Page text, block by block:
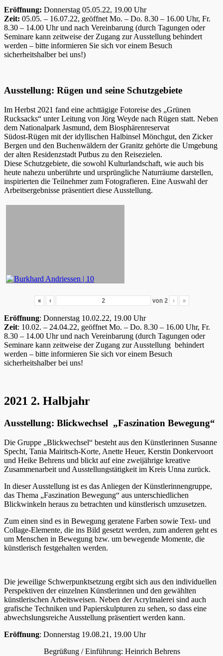
Eröffnung: Donnerstag 05.05.22, 19.00 Uhr
Zeit: 05.05. – 16.07.22, geöffnet Mo. – Do. 8.30 – 16.00 Uhr, Fr.
8.30 – 14.00 Uhr und nach Vereinbarung (durch Tagungen oder
Seminare kann zeitweise der Zugang zur Ausstellung behindert
werden – bitte informieren Sie sich vor einem Besuch
sicherheitshalber bei uns!)
Ausstellung: Rügen und seine Schutzgebiete
Im Herbst 2021 fand eine achttägige Fotoreise des „Grünen
Rucksacks“ unter Leitung von Jörg Weyde nach Rügen statt. Neben
dem Nationalpark Jasmund, dem Biosphärenreservat
Südost-Rügen mit der idyllischen Halbinsel Mönchgut, den Zicker
Bergen und den Buchenwäldern der Granitz gehörte die Umgebung
der alten Residenzstadt Putbus zu den Reisezielen.
Diese Schutzgebiete, die sowohl Kulturlandschaft, wie auch bis
heute nahezu unberührte und ursprüngliche Naturräume darstellen,
inspirierten die Teilnehmer zum Fotografieren. Eine Auswahl der
Arbeitsergebnisse präsentiert diese Ausstellung.
« ‹ von 2 › »
Eröffnung: Donnerstag 10.02.22, 19.00 Uhr
Zeit: 10.02. – 24.04.22, geöffnet Mo. – Do. 8.30 – 16.00 Uhr, Fr.
8.30 – 14.00 Uhr und nach Vereinbarung (durch Tagungen oder
Seminare kann zeitweise der Zugang zur Ausstellung behindert
werden – bitte informieren Sie sich vor einem Besuch
sicherheitshalber bei uns!
2021 2. Halbjahr
Ausstellung: Blickwechsel „Faszination Bewegung“
Die Gruppe „Blickwechsel“ besteht aus den Künstlerinnen Susanne
Specht, Tania Mairitsch-Korte, Anette Heuer, Kerstin Donkervoort
und Heike Behrens und blickt auf eine zweijährige kreative
Zusammenarbeit und Ausstellungstätigkeit im Kreis Unna zurück.
In dieser Ausstellung ist es das Anliegen der Künstlerinnengruppe,
das Thema „Faszination Bewegung“ aus unterschiedlichen
Blickwinkeln heraus zu betrachten und künstlerisch umzusetzen.
Zum einen sind es in Bewegung geratene Farben sowie Text- und
Collage-Elemente, die ins Bild gesetzt werden, zum anderen geht es
um Menschen in Bewegung bzw. um bewegende Momente, die
künstlerisch festgehalten werden.
Die jeweilige Schwerpunktsetzung ergibt sich aus den individuellen
Perspektiven der einzelnen Künstlerinnen und den gewählten
künstlerischen Arbeitsweisen. Neben der Acrylmalerei sind auch
grafische Techniken und Papierskulpturen zu sehen, so dass eine
abwechslungsreiche Ausstellung präsentiert werden kann.
Eröffnung: Donnerstag 19.08.21, 19.00 Uhr
Begrüßung / Einführung: Heinrich Behrens